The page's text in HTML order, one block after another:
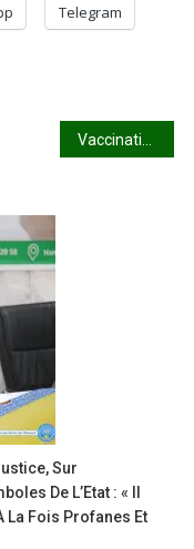
Telegram
Sur
De L’Etat : « Il
La Fois Profanes Et